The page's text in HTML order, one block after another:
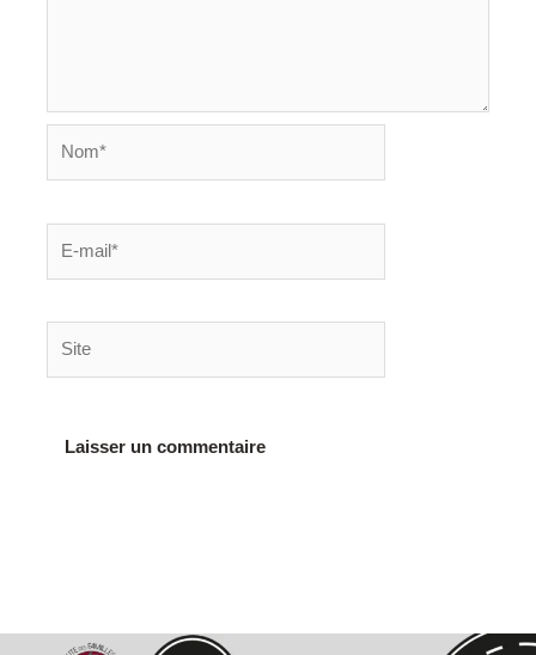
mail*